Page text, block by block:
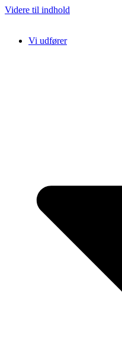
Videre til indhold
Vi udfører